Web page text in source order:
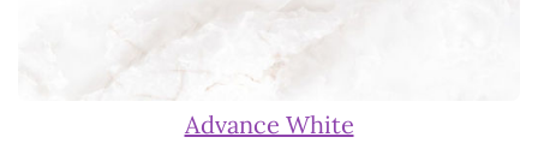
Advance White